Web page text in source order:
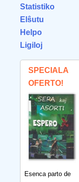
Statistiko
Elŝutu
Helpo
Ligiloj
SPECIALA
OFERTO!
Esenca parto de